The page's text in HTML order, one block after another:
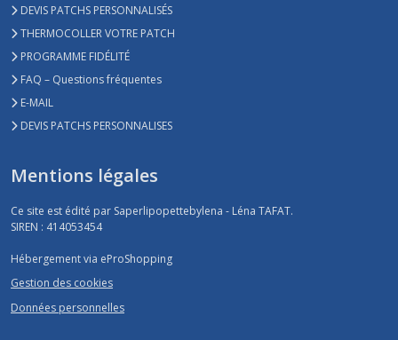
DEVIS PATCHS PERSONNALISÉS
THERMOCOLLER VOTRE PATCH
PROGRAMME FIDÉLITÉ
FAQ – Questions fréquentes
E-MAIL
DEVIS PATCHS PERSONNALISES
Mentions légales
Ce site est édité par Saperlipopettebylena - Léna TAFAT.
SIREN : 414053454
Hébergement via eProShopping
Gestion des cookies
Données personnelles